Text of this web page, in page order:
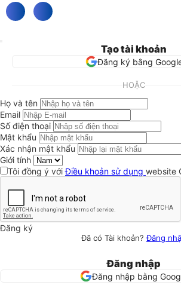
Tạo tài khoản
Đăng ký bằng
HOẶC
Họ và tên
Email
Số điện thoại
Mật khẩu
Xác nhận mật khẩu
Giới tính
Tôi đồng ý vớiĐiều khoản sử dụng website
Đăng ký
Đã có Tài khoản?Đăng
Đăng nhập
Đăng nhập bằng